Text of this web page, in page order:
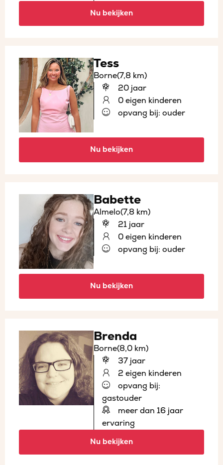
Nu bekijken
Tess
Borne(7,8 km)
20 jaar
0 eigen kinderen
opvang bij: ouder
Nu bekijken
Babette
Almelo(7,8 km)
21 jaar
0 eigen kinderen
opvang bij: ouder
Nu bekijken
Brenda
Borne(8,0 km)
37 jaar
2 eigen kinderen
opvang bij:
gastouder
meer dan 16 jaar
ervaring
Nu bekijken